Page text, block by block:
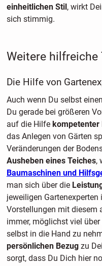
einheitlichen Stil, wirkt
sich stimmig.
Weitere hilfreiche
Die Hilfe von
Auch wenn Du selbst einen
Du gerade bei größeren
auf die Hilfe kompetenter
das Anlegen von Gärten
Veränderungen der
Ausheben eines Teiches,
Baumaschinen und
man sich über die
jeweiligen
Vorstellungen mit diesem
immer, möglichst viel
selbst in die Hand zu
persönlichen Bezugzu
sorgt, dass Du Dich hier